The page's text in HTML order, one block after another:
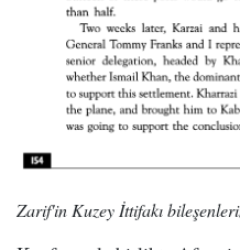
Zarif'in Kuzey İttifakı